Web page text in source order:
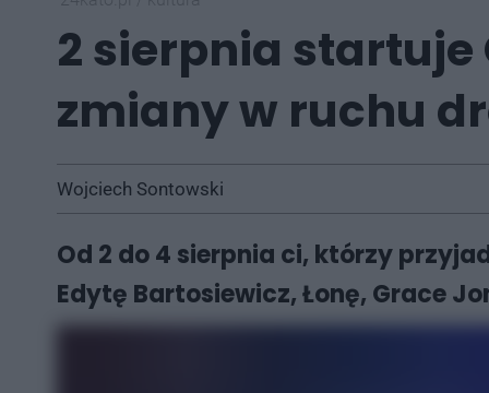
2 sierpnia startuje
zmiany w ruchu
Wojciech Sontowski
Od 2 do 4 sierpnia ci, którzy
Edytę Bartosiewicz, Łonę, Grace